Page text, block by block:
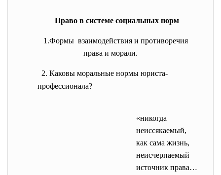
Право в системе социальных норм
1.Формы взаимодействия и противоречия
права и морали.
2. Каковы моральные нормы юриста-
профессионала?
«никогда
неиссякаемый,
как сама жизнь,
неисчерпаемый
источник права…